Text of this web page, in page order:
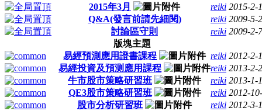
2015年3月
reiki 2015-2-
Q&A(發言前請先細閱)
reiki 2009-5-
討論區守則
reiki 2009-2-7
版塊主題
易經預測應用證書課程
reiki 2012-2-
易經投資及預测應用課程
reiki 2013-2-
牛市股市策略研習班
reiki 2013-1-
QE3股市策略研習班
reiki 2012-
股市分析研習班
reiki 2012-3-